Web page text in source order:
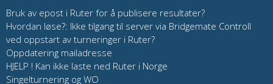
Bruk av epost i Ruter for å publisere resultater?
Hvordan løse?: Ikke tilgang til server via Bridgemate Controll
ved oppstart av turneringer i Ruter?
Oppdatering mailadresse
HJELP ! Kan ikke laste ned Ruter i Norge
Singelturnering og WO